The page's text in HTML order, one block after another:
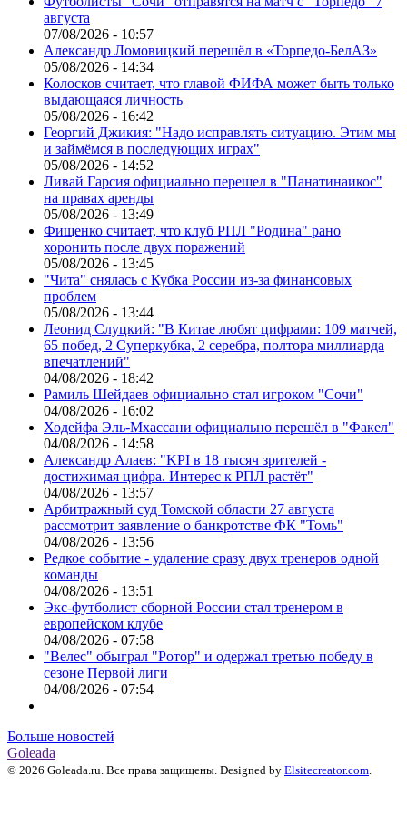
августа
07/08/2026 - 10:57
Александр Ломовицкий перешёл в «Торпедо-БелАЗ»
05/08/2026 - 14:34
Колосков считает, что главой ФИФА может быть только
выдающаяся личность
05/08/2026 - 16:42
Георгий Джикия: "Надо исправлять ситуацию. Этим мы
и займёмся в последующих играх"
05/08/2026 - 14:52
Ливай Гарсия официально перешел в "Панатинаикос"
на правах аренды
05/08/2026 - 13:49
Фищенко считает, что клуб РПЛ "Родина" рано
хоронить после двух поражений
05/08/2026 - 13:45
"Чита" снялась с Кубка России из-за финансовых
проблем
05/08/2026 - 13:44
Леонид Слуцкий: "В Китае любят цифрами: 109 матчей,
65 побед, 2 Суперкубка, 2 серебра, полтора миллиарда
впечатлений"
04/08/2026 - 18:42
Рамиль Шейдаев официально стал игроком "Сочи"
04/08/2026 - 16:02
Ходейфа Эль-Мхассани официально перешёл в "Факел"
04/08/2026 - 14:58
Александр Алаев: "KPI в 18 тысяч зрителей -
достижимая цифра. Интерес к РПЛ растёт"
04/08/2026 - 13:57
Арбитражный суд Томской области 27 августа
рассмотрит заявление о банкротстве ФК "Томь"
04/08/2026 - 13:56
Редкое событие - удаление сразу двух тренеров одной
команды
04/08/2026 - 13:51
Экс-футболист сборной России стал тренером в
европейском клубе
04/08/2026 - 07:58
"Велес" обыграл "Ротор" и одержал третью победу в
сезоне Первой лиги
04/08/2026 - 07:54
Больше новостей
Goleada
© 2026 Goleada.ru. Все права защищены. Designed by Elsitecreator.com